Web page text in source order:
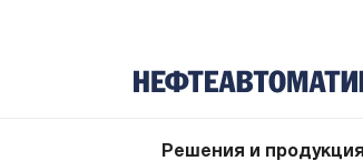
Решения и продукция